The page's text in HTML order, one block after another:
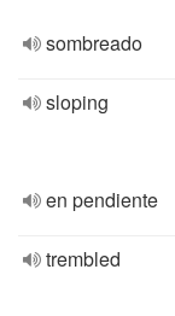
sombreado
sloping
en pendiente
trembled